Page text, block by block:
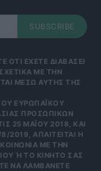
SUBSCRIBE
ΟΤΙ ΕΧΕΤΕ ΔΙΑΒΑΣΕΙ
ΜΕ ΤΗΝ
ΜΕΣΩ ΑΥΤΗΣ ΤΗΣ
ΕΥΡΩΠΑΪΚΟΎ
ΠΡΟΣΩΠΙΚΏΝ
25 ΜΑΪ́ΟΥ 2018, ΚΑΙ
2019, ΑΠΑΙΤΕΊΤΑΙ Η
ΜΕ ΤΗΝ
Ή ΤΟ ΚΙΝΗΤΌ ΣΑΣ Τ
ΝΑ ΛΑΜΒΆΝΕΤΕ Μ